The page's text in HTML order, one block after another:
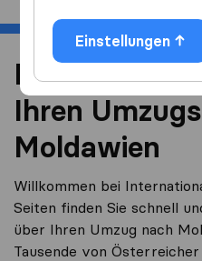
Einstellungen
Reduzieren
Ihren
Moldawien
Willkommen bei
Seiten finden Sie schnell
über Ihren Umzug nach
Tausende von